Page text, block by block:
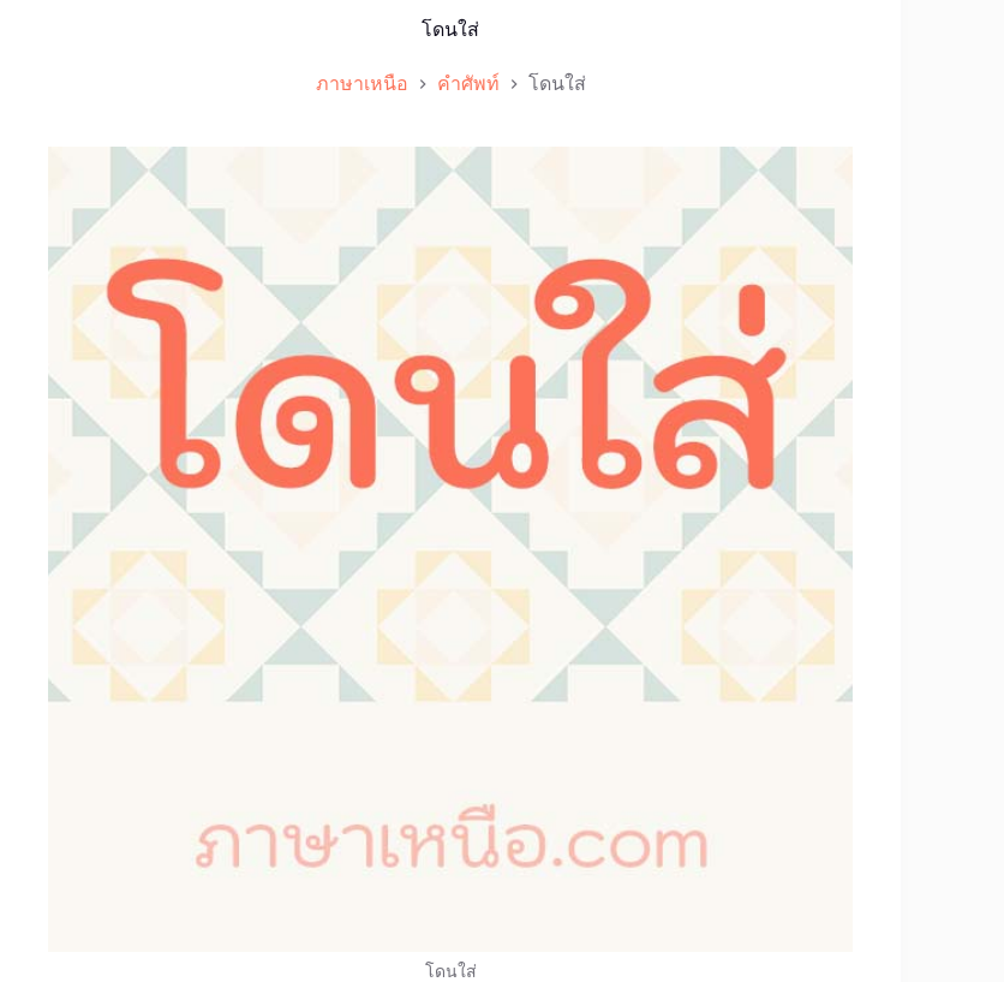
โดนใส่
ภาษาเหนือ คำศัพท์ โดนใส่
โดนใส่